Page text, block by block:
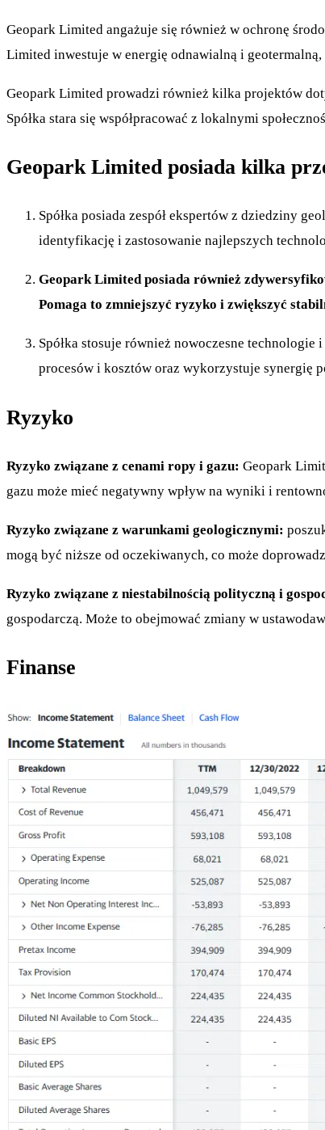
Geopark Limited angażuje się również w ochronę
Limited inwestuje w energię odnawialną i
Geopark Limited prowadzi również kilka projektów
Spółka stara się współpracować z lokalnymi
Geopark Limited posiada kilka
Spółka posiada zespół ekspertów z dziedziny
identyfikację i zastosowanie najlepszych
Geopark Limited posiada również
Pomaga to zmniejszyć ryzyko i zwiększyć
Spółka stosuje również nowoczesne
procesów i kosztów oraz wykorzystuje synergię
Ryzyko
Ryzyko związane z cenami ropy i gazu: Geopark
gazu może mieć negatywny wpływ na wyniki i
Ryzyko związane z warunkami geologicznymi:
mogą być niższe od oczekiwanych, co może
Ryzyko związane z niestabilnością polityczną i
gospodarczą. Może to obejmować zmiany w
Finanse